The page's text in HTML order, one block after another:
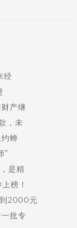
经
产继
，未
蝉
”
是精
榜！
2000元
批专